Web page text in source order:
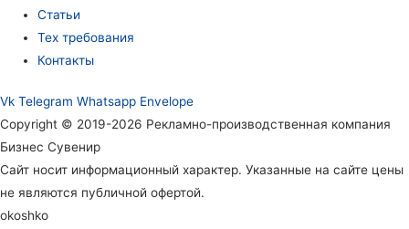
Статьи
Тех требования
Контакты
Vk Telegram Whatsapp Envelope
Copyright © 2019-2026 Рекламно-производственная компания
Бизнес Сувенир
Сайт носит информационный характер. Указанные на сайте цены
не являются публичной офертой.
okoshko